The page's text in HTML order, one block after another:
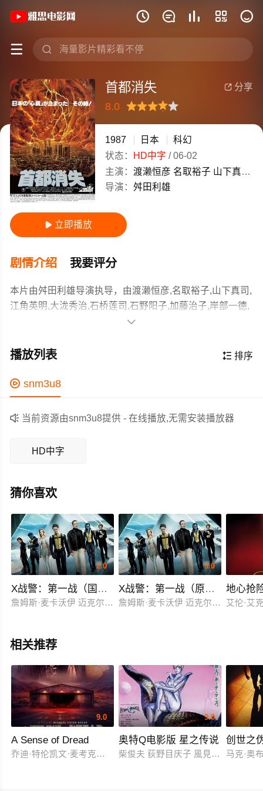
    
 
《首都消失》(1987)日本日语高清电影
 分享
首都消失
8.0
很差较差
还行推荐力荐
1987 日本
科幻
状态：
HD中字 /06-02
主演： 渡濑恒彦 名取裕子 山下真司
导演： 舛田利雄
 立即播放
剧情介绍 我要评分
本片由舛田利雄导演执导，由渡濑恒彦,名取裕子,山下真司,
江角英明,大泷秀治,石桥莲司,石野阳子,加藤治子,岸部一德,
三木纪平,夏八木勋,龙雷太,相马刚三,丹波哲郎,津村鹰志,渡
伏、扣人心弦，领广大科幻片爱好者和观众们都期待不
被一股莫名的浓雾所笼罩，整个都会好像一下子消失了似
究对策。但是人们却无法穿越浓雾进入东京首都圈。这场
浓雾形成了一个无法穿越的电磁屏障。而圈外的科学家们
则在受损严重的军用侦察机上得到灵感，利用即将到来的
这场戏剧般的非自然危机。 这原本该是一个不错的富
有戏剧张力的构思，但拍出来的片子却教人不敢叫好，剧
时坏的关系描写也让人感觉莫名其妙，确是让观众感觉象
作为一部 上映的科幻电影，在当期同类题材影片中具有一
定的看点，在演员表现和剧情架构上也都有不错的亮点，
剧情紧凑，角色塑造鲜明，适合喜欢科幻类电影的观众观

 排序
播放列表
 snm3u8
 当前资源由snm3u8提供 - 在线播放,无需安装播放器
HD中字
猜你喜欢
2.0
X战警：第一战（国语版）
詹姆斯·麦卡沃伊 迈克尔·法斯宾德 凯文·贝肯 詹妮弗·劳伦斯 罗
9.0
X战警：第一战（原声版）
詹姆斯·麦卡沃伊 迈克尔·法斯宾德
地心抢
艾伦·艾
相关推荐
9.0
A Sense of Dread
乔迪·特伦凯文·麦考克尔虹膜
9.0
奥特Q电影版 星之传说
柴俊夫 荻野目庆子 風見しんご
创世之
马克·奥